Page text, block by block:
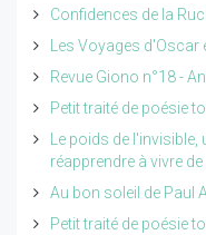
Confidences de la
Les Voyages
Revue Giono n°18 -
Petit traité de poésie
Le poids de
réapprendre à vivre
Au bon soleil de Paul
Petit traité de poésie